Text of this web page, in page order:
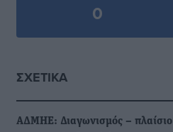
0
ΣΧΕΤΙΚΆ
ΑΔΜΗΕ: Διαγωνισμός – πλαίσιο